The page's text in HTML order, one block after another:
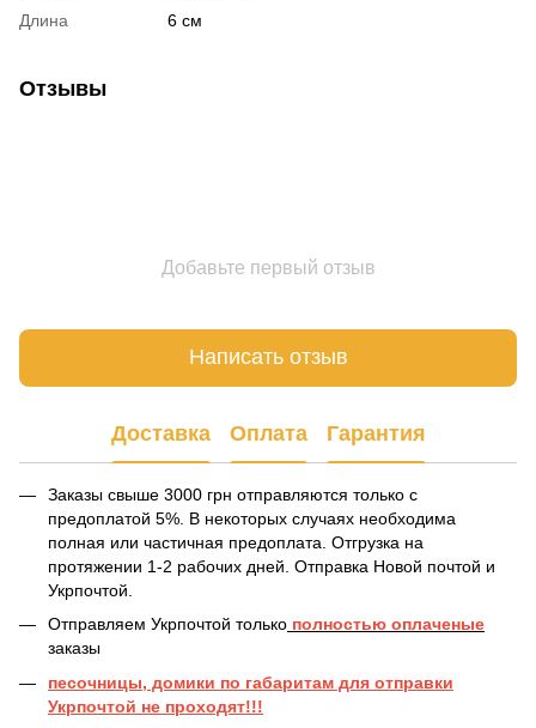
Длина
6 см
Отзывы
Добавьте первый отзыв
Написать отзыв
Доставка Оплата Гарантия
Заказы свыше 3000 грн отправляются только с
предоплатой 5%. В некоторых случаях необходима
полная или частичная предоплата. Отгрузка на
протяжении 1-2 рабочих дней. Отправка Новой почтой и
Укрпочтой.
Отправляем Укрпочтой только полностью оплаченые
заказы
песочницы, домики по габаритам для отправки
Укрпочтой не проходят!!!